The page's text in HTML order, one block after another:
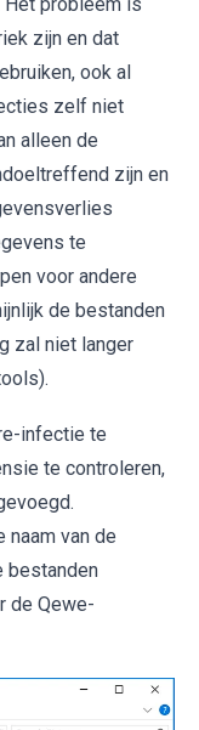
zijn en dat
ook al
zelf niet
alleen de
zijn en
te
voor andere
de bestanden
zal niet langer
infectie te
te controleren,
naam van de
bestanden
de Qewe-